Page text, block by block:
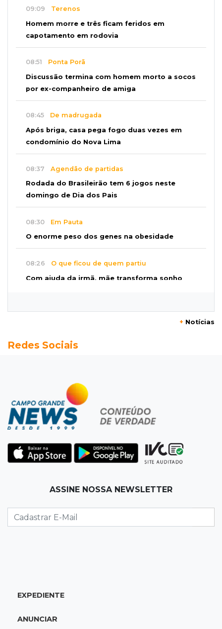
09:09 Terenos
Homem morre e três ficam feridos em
capotamento em rodovia
08:51 Ponta Porã
Discussão termina com homem morto a socos
por ex-companheiro de amiga
08:45 De madrugada
Após briga, casa pega fogo duas vezes em
condomínio do Nova Lima
08:37 Agendão de partidas
Rodada do Brasileirão tem 6 jogos neste
domingo de Dia dos Pais
08:30 Em Pauta
O enorme peso dos genes na obesidade
08:26 O que ficou de quem partiu
Com ajuda da irmã, mãe transforma sonho
milhões por mês com silvicultura
Rapaz de 23 anos morre ao bater o carro em
poste de energia elétrica
07:54Ruas bloqueadas
trânsito neste domingo
Qual conselho do seu pai você não ouviu e
Ataque em beco deixa um morto com rosto
+ Notícias
Redes Sociais
ASSINE NOSSA NEWSLETTER
EXPEDIENTE
ANUNCIAR